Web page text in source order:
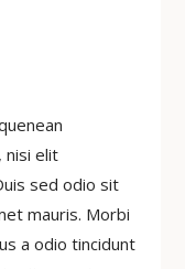
nisi elit
sed odio sit
mauris. Morbi
a odio tincidunt